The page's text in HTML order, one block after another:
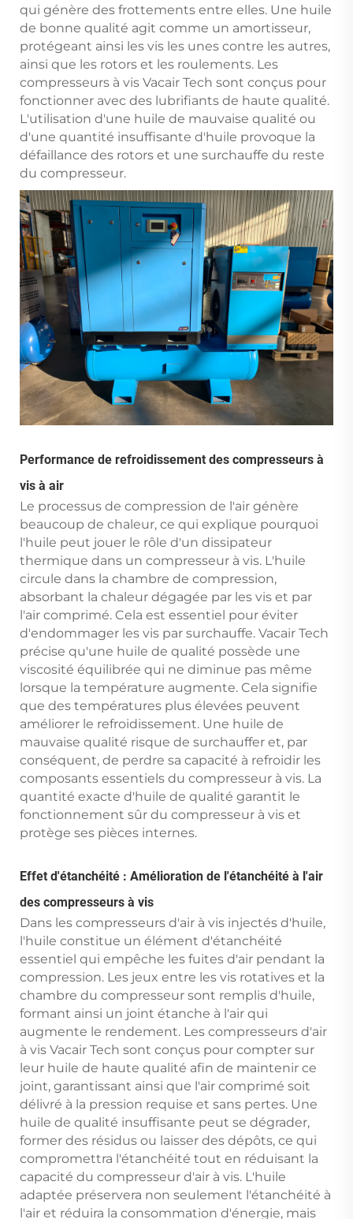
qui génère des frottements entre elles. Une huile
de bonne qualité agit comme un amortisseur,
protégeant ainsi les vis les unes contre les autres,
ainsi que les rotors et les roulements. Les
compresseurs à vis Vacair Tech sont conçus pour
fonctionner avec des lubrifiants de haute qualité.
L'utilisation d'une huile de mauvaise qualité ou
d'une quantité insuffisante d'huile provoque la
défaillance des rotors et une surchauffe du reste
du compresseur.
Performance de refroidissement des compresseurs à
vis à air
Le processus de compression de l'air génère
beaucoup de chaleur, ce qui explique pourquoi
l'huile peut jouer le rôle d'un dissipateur
thermique dans un compresseur à vis. L'huile
circule dans la chambre de compression,
absorbant la chaleur dégagée par les vis et par
l'air comprimé. Cela est essentiel pour éviter
d'endommager les vis par surchauffe. Vacair Tech
précise qu'une huile de qualité possède une
viscosité équilibrée qui ne diminue pas même
lorsque la température augmente. Cela signifie
que des températures plus élevées peuvent
améliorer le refroidissement. Une huile de
mauvaise qualité risque de surchauffer et, par
conséquent, de perdre sa capacité à refroidir les
composants essentiels du compresseur à vis. La
quantité exacte d'huile de qualité garantit le
fonctionnement sûr du compresseur à vis et
protège ses pièces internes.
Effet d'étanchéité : Amélioration de l'étanchéité à l'air
des compresseurs à vis
Dans les compresseurs d'air à vis injectés d'huile,
l'huile constitue un élément d'étanchéité
essentiel qui empêche les fuites d'air pendant la
compression. Les jeux entre les vis rotatives et la
chambre du compresseur sont remplis d'huile,
formant ainsi un joint étanche à l'air qui
augmente le rendement. Les compresseurs d'air
à vis Vacair Tech sont conçus pour compter sur
leur huile de haute qualité afin de maintenir ce
joint, garantissant ainsi que l'air comprimé soit
délivré à la pression requise et sans pertes. Une
huile de qualité insuffisante peut se dégrader,
former des résidus ou laisser des dépôts, ce qui
compromettra l'étanchéité tout en réduisant la
capacité du compresseur d'air à vis. L'huile
adaptée préservera non seulement l'étanchéité à
l'air et réduira la consommation d'énergie, mais